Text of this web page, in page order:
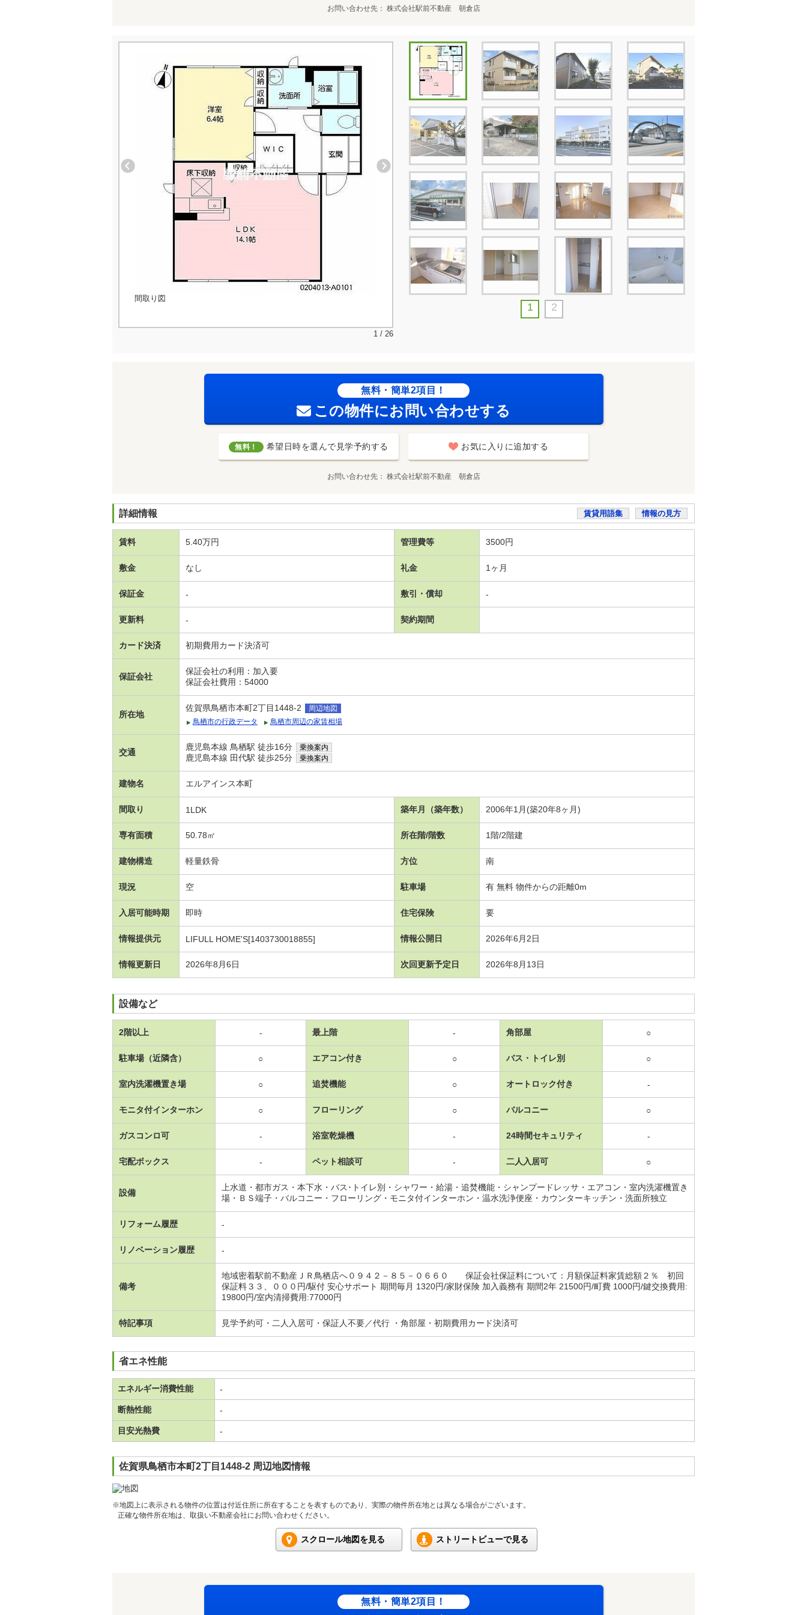
お問い合わせ先 株式会社駅前不動産 朝倉店
間取り図
1 / 26
1 2
無料・簡単2項目！
この物件にお問い合わせする
無料！ 希望日時を選んで見学予約する お気に入りに追加する
お問い合わせ先 株式会社駅前不動産 朝倉店
詳細情報 賃貸用語集 情報の見方
賃料 5.40万円 管理費等 3500円
敷金 なし 礼金 1ヶ月
保証金 - 敷引・償却 -
更新料 - 契約期間
カード決済 初期費用カード決済可
保証会社
保証会社の利用：加入要
保証会社費用：54000
所在地
佐賀県鳥栖市本町2丁目1448-2
周辺地図
鳥栖市の行政データ
鳥栖市周辺の家賃相場
交通
鹿児島本線 鳥栖駅 徒歩16分 乗換案内
鹿児島本線 田代駅 徒歩25分 乗換案内
建物名 エルアインス本町
間取り 1LDK 築年月（築年数） 2006年1月(築20年8ヶ月)
専有面積 50.78㎡ 所在階/階数 1階/2階建
建物構造 軽量鉄骨 方位 南
現況 空 駐車場 有 無料 物件からの距離0m
入居可能時期 即時 住宅保険 要
情報提供元 LIFULL HOME'S[1403730018855] 情報公開日 2026年6月2日
情報更新日 2026年8月6日 次回更新予定日 2026年8月13日
設備など
2階以上 - 最上階 - 角部屋 ○
駐車場（近隣含） ○ エアコン付き ○ バス・トイレ別 ○
室内洗濯機置き場 ○ 追焚機能 ○ オートロック付き -
モニタ付インターホン ○ フローリング ○ バルコニー ○
ガスコンロ可 - 浴室乾燥機 - 24時間セキュリティ -
宅配ボックス - ペット相談可 - 二人入居可 ○
設備
上水道・都市ガス・本下水・バス･トイレ別・シャワー・給湯・追焚機能・シャンプードレッサ・エアコン・室内洗濯機置き
場・ＢＳ端子・バルコニー・フローリング・モニタ付インターホン・温水洗浄便座・カウンターキッチン・洗面所独立
リフォーム履歴 -
リノベーション履歴 -
備考
地域密着駅前不動産ＪＲ鳥栖店へ０９４２－８５－０６６０ 保証会社保証料について：月額保証料家賃総額２％ 初回
保証料３３、０００円/駆付 安心サポート 期間毎月 1320円/家財保険 加入義務有 期間2年 21500円/町費 1000円/鍵交換費用:
19800円/室内清掃費用:77000円
特記事項 見学予約可・二人入居可・保証人不要／代行 ・角部屋・初期費用カード決済可
省エネ性能
エネルギー消費性能 -
断熱性能 -
目安光熱費 -
佐賀県鳥栖市本町2丁目1448-2 周辺地図情報
※地図上に表示される物件の位置は付近住所に所在することを表すものであり、実際の物件所在地とは異なる場合がございます。
正確な物件所在地は、取扱い不動産会社にお問い合わせください。
スクロール地図を見る ストリートビューで見る
無料・簡単2項目！